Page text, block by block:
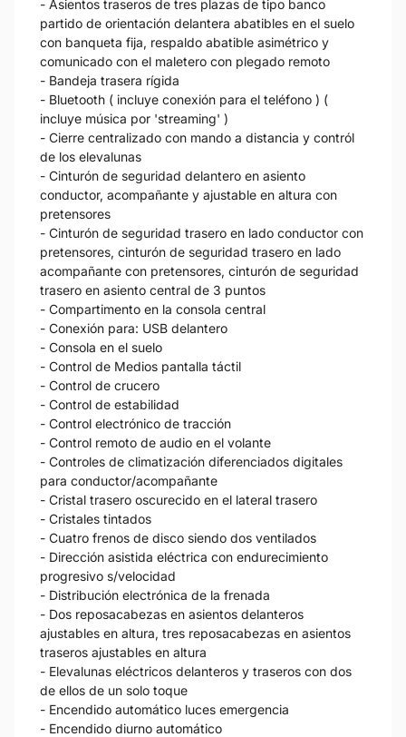
- Asientos traseros de tres plazas de tipo banco
partido de orientación delantera abatibles en el suelo
con banqueta fija, respaldo abatible asimétrico y
comunicado con el maletero con plegado remoto
- Bandeja trasera rígida
- Bluetooth ( incluye conexión para el teléfono ) (
incluye música por 'streaming' )
- Cierre centralizado con mando a distancia y contról
de los elevalunas
- Cinturón de seguridad delantero en asiento
conductor, acompañante y ajustable en altura con
pretensores
- Cinturón de seguridad trasero en lado conductor con
pretensores, cinturón de seguridad trasero en lado
acompañante con pretensores, cinturón de seguridad
trasero en asiento central de 3 puntos
- Compartimento en la consola central
- Conexión para: USB delantero
- Consola en el suelo
- Control de Medios pantalla táctil
- Control de crucero
- Control de estabilidad
- Control electrónico de tracción
- Control remoto de audio en el volante
- Controles de climatización diferenciados digitales
para conductor/acompañante
- Cristal trasero oscurecido en el lateral trasero
- Cristales tintados
- Cuatro frenos de disco siendo dos ventilados
- Dirección asistida eléctrica con endurecimiento
progresivo s/velocidad
- Distribución electrónica de la frenada
- Dos reposacabezas en asientos delanteros
ajustables en altura, tres reposacabezas en asientos
traseros ajustables en altura
- Elevalunas eléctricos delanteros y traseros con dos
de ellos de un solo toque
- Encendido automático luces emergencia
- Encendido diurno automático